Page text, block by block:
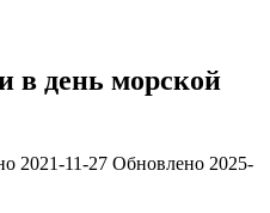
в день морской
2021-11-27 Обновлено 2025-